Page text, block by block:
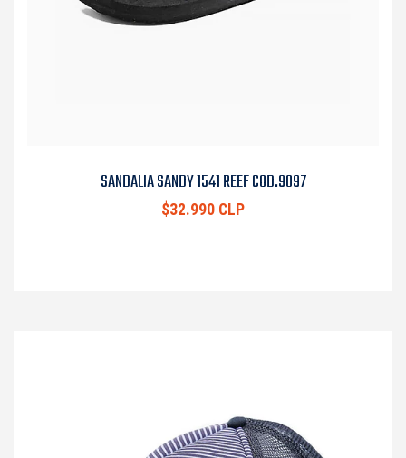
SANDALIA SANDY 1541 REEF COD.9097
$32.990 CLP